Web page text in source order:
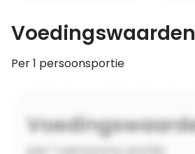
Voedingswaarden
Per 1 persoonsportie